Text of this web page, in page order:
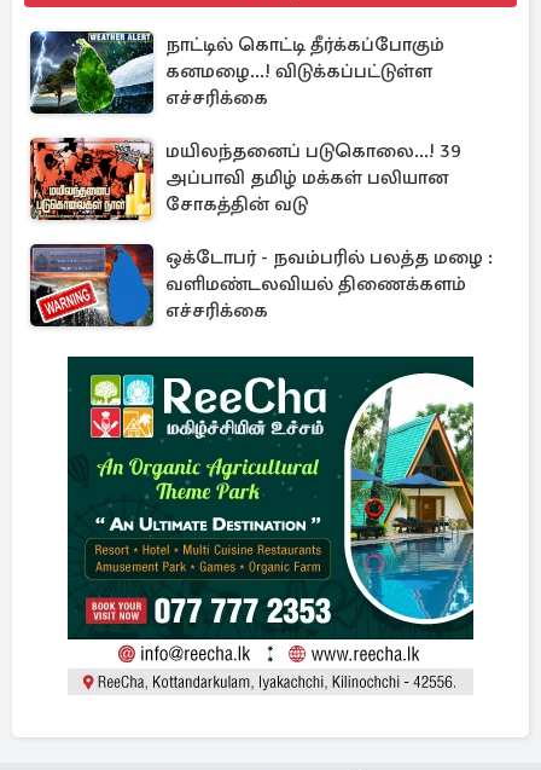
நாட்டில் கொட்டி தீர்க்கப்போகும்
கனமழை...! விடுக்கப்பட்டுள்ள
எச்சரிக்கை
மயிலந்தனைப் படுகொலை...! 39
அப்பாவி தமிழ் மக்கள் பலியான
சோகத்தின் வடு
ஒக்டோபர் - நவம்பரில் பலத்த மழை :
வளிமண்டலவியல் திணைக்களம்
எச்சரிக்கை